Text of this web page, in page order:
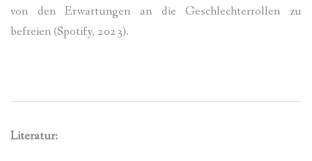
von den Erwartungen an die Geschlechterrollen zu
befreien (Spotify, 2023).
Literatur: